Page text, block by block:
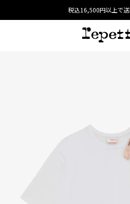
税込16,500円以上で